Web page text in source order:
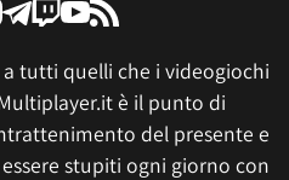
tutti quelli che i videogiochi
è il punto di
del presente e
stupiti ogni giorno con